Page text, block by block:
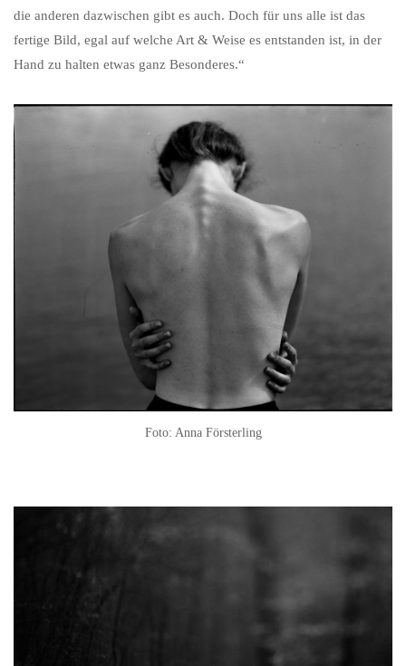
die anderen dazwischen gibt es auch. Doch für uns alle ist das
fertige Bild, egal auf welche Art & Weise es entstanden ist, in der
Hand zu halten etwas ganz Besonderes.“
Foto: Anna Försterling